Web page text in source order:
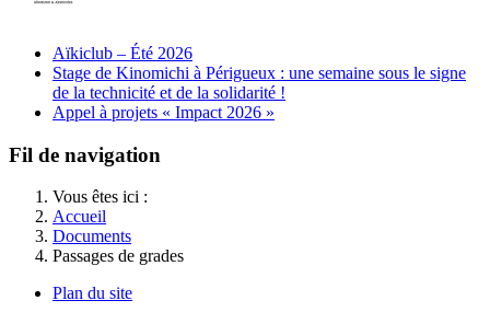
Aïkiclub – Été 2026
Stage de Kinomichi à Périgueux : une semaine sous le signe
de la technicité et de la solidarité !
Appel à projets « Impact 2026 »
Fil de navigation
Vous êtes ici :
Accueil
Documents
Passages de grades
Plan du site